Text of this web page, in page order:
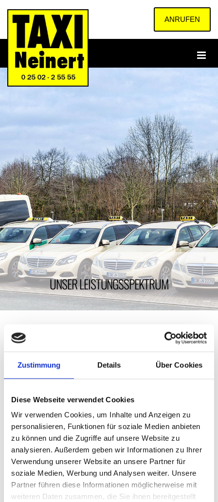
Zustimmung Details Über Cookies
Diese Webseite verwendet Cookies
Wir verwenden Cookies, um Inhalte und Anzeigen zu
personalisieren, Funktionen für soziale Medien anbieten
zu können und die Zugriffe auf unsere Website zu
analysieren. Außerdem geben wir Informationen zu Ihrer
Verwendung unserer Website an unsere Partner für
soziale Medien, Werbung und Analysen weiter. Unsere
Partner führen diese Informationen möglicherweise mit
weiteren Daten zusammen, die Sie ihnen bereitgestellt
ANRUFEN
UNSER LEISTUNGSSPEKTRUM
Unsere Leistungen im Überblick
Reisezubringer
Firmenservice
Rechnungsfahrten
Stadtrundfahrten
Kurierfahrten
Krankenfahrten